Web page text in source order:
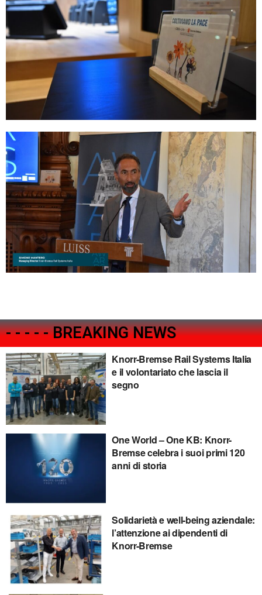
- - - - - BREAKING NEWS
Knorr-Bremse Rail Systems Italia
e il volontariato che lascia il
segno
One World – One KB: Knorr-
Bremse celebra i suoi primi 120
anni di storia
Solidarietà e well-being aziendale:
l’attenzione ai dipendenti di
Knorr-Bremse